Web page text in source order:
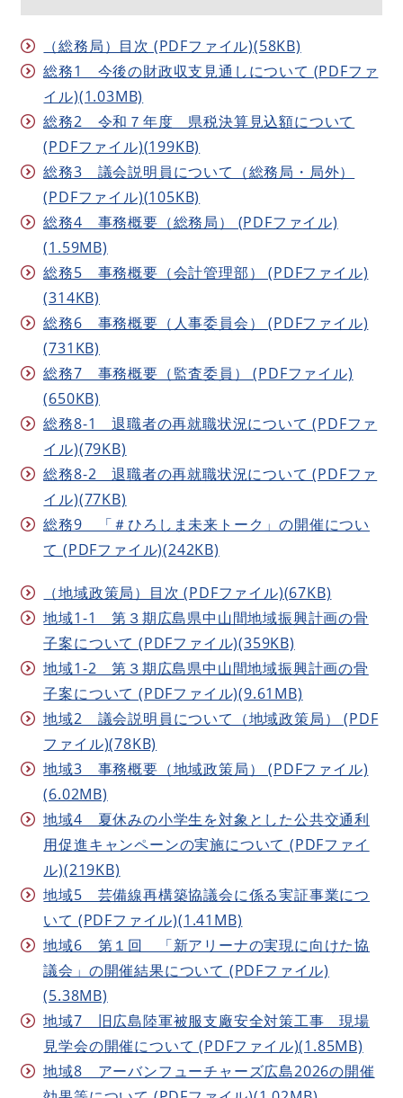
（総務局）目次 (PDFファイル)(58KB)
総務1 今後の財政収支見通しについて (PDFファ
イル)(1.03MB)
総務2 令和７年度 県税決算見込額について
(PDFファイル)(199KB)
総務3 議会説明員について（総務局・局外）
(PDFファイル)(105KB)
総務4 事務概要（総務局） (PDFファイル)
(1.59MB)
総務5 事務概要（会計管理部） (PDFファイル)
(314KB)
総務6 事務概要（人事委員会） (PDFファイル)
(731KB)
総務7 事務概要（監査委員） (PDFファイル)
(650KB)
総務8-1 退職者の再就職状況について (PDFファ
イル)(79KB)
総務8-2 退職者の再就職状況について (PDFファ
イル)(77KB)
総務9 「＃ひろしま未来トーク」の開催につい
て (PDFファイル)(242KB)
（地域政策局）目次 (PDFファイル)(67KB)
地域1-1 第３期広島県中山間地域振興計画の骨
子案について (PDFファイル)(359KB)
地域1-2 第３期広島県中山間地域振興計画の骨
子案について (PDFファイル)(9.61MB)
地域2 議会説明員について（地域政策局） (PDF
ファイル)(78KB)
地域3 事務概要（地域政策局） (PDFファイル)
(6.02MB)
地域4 夏休みの小学生を対象とした公共交通利
用促進キャンペーンの実施について (PDFファイ
ル)(219KB)
地域5 芸備線再構築協議会に係る実証事業につ
いて (PDFファイル)(1.41MB)
地域6 第１回 「新アリーナの実現に向けた協
議会」の開催結果について (PDFファイル)
(5.38MB)
地域7 旧広島陸軍被服支廠安全対策工事 現場
見学会の開催について (PDFファイル)(1.85MB)
地域8 アーバンフューチャーズ広島2026の開催